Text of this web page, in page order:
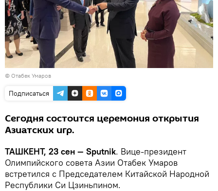
© Отабек Умаров
Подписаться
Сегодня состоится церемония открытия
Азиатских игр.
ТАШКЕНТ, 23 сен — Sputnik. Вице-президент
Олимпийского совета Азии Отабек Умаров
встретился с Председателем Китайской Народной
Республики Си Цзиньпином.